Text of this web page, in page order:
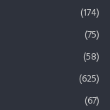
(174)
(75)
(58)
(625)
(67)